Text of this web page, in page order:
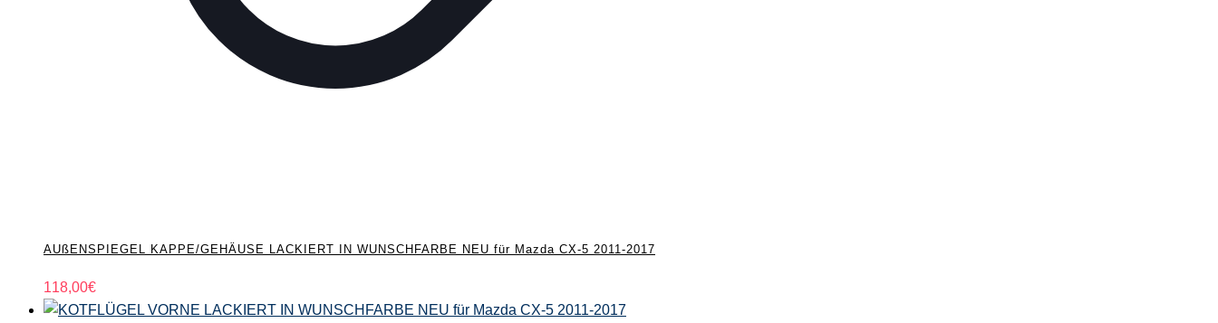
AUßENSPIEGEL KAPPE/GEHÄUSE LACKIERT IN WUNSCHFARBE NEU für Mazda CX-5 2011-2017
118,00€